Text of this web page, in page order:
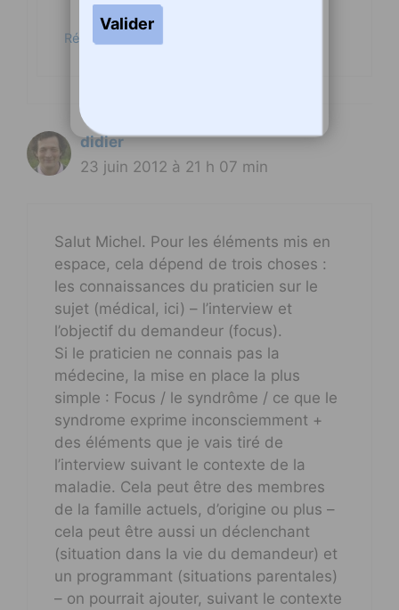
Répondre
didier
23 juin 2012 à 21 h 07 min
Salut Michel. Pour les éléments mis en
espace, cela dépend de trois choses :
les connaissances du praticien sur le
sujet (médical, ici) – l’interview et
l’objectif du demandeur (focus).
Si le praticien ne connais pas la
médecine, la mise en place la plus
simple : Focus / le syndrôme / ce que le
syndrome exprime inconsciemment +
des éléments que je vais tiré de
l’interview suivant le contexte de la
maladie. Cela peut être des membres
de la famille actuels, d’origine ou plus –
cela peut être aussi un déclenchant
(situation dans la vie du demandeur) et
un programmant (situations parentales)
– on pourrait ajouter, suivant le contexte